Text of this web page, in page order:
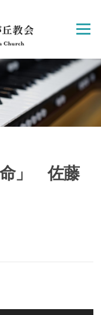
Menu
」 佐藤